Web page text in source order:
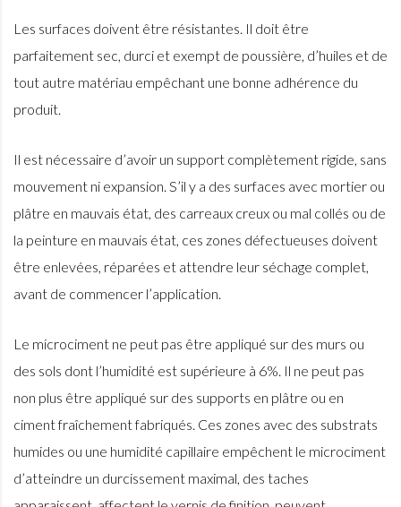
Les surfaces doivent être résistantes. Il doit être
parfaitement sec, durci et exempt de poussière, d’huiles et de
tout autre matériau empêchant une bonne adhérence du
produit.
Il est nécessaire d’avoir un support complètement rigide, sans
mouvement ni expansion. S’il y a des surfaces avec mortier ou
plâtre en mauvais état, des carreaux creux ou mal collés ou de
la peinture en mauvais état, ces zones défectueuses doivent
être enlevées, réparées et attendre leur séchage complet,
avant de commencer l’application.
Le microciment ne peut pas être appliqué sur des murs ou
des sols dont l’humidité est supérieure à 6%. Il ne peut pas
non plus être appliqué sur des supports en plâtre ou en
ciment fraîchement fabriqués. Ces zones avec des substrats
humides ou une humidité capillaire empêchent le microciment
d’atteindre un durcissement maximal, des taches